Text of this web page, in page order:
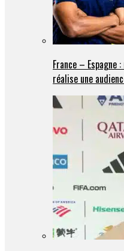
France – Espagne
réalise une